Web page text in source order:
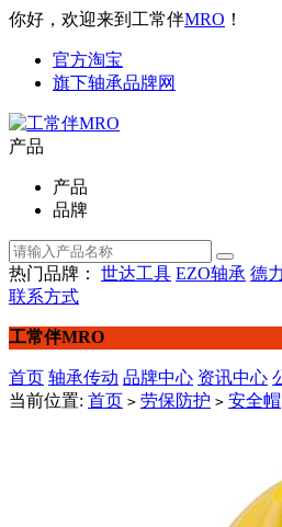
你好，欢迎来到工常伴MRO ！
官方淘宝
旗下轴承品牌网
产品
产品
品牌
热门品牌： 世达工具 EZO轴承 德
联系方式
工常伴MRO
首页 轴承传动 品牌中心 资讯中心
当前位置: 首页 > 劳保防护 > 安全帽